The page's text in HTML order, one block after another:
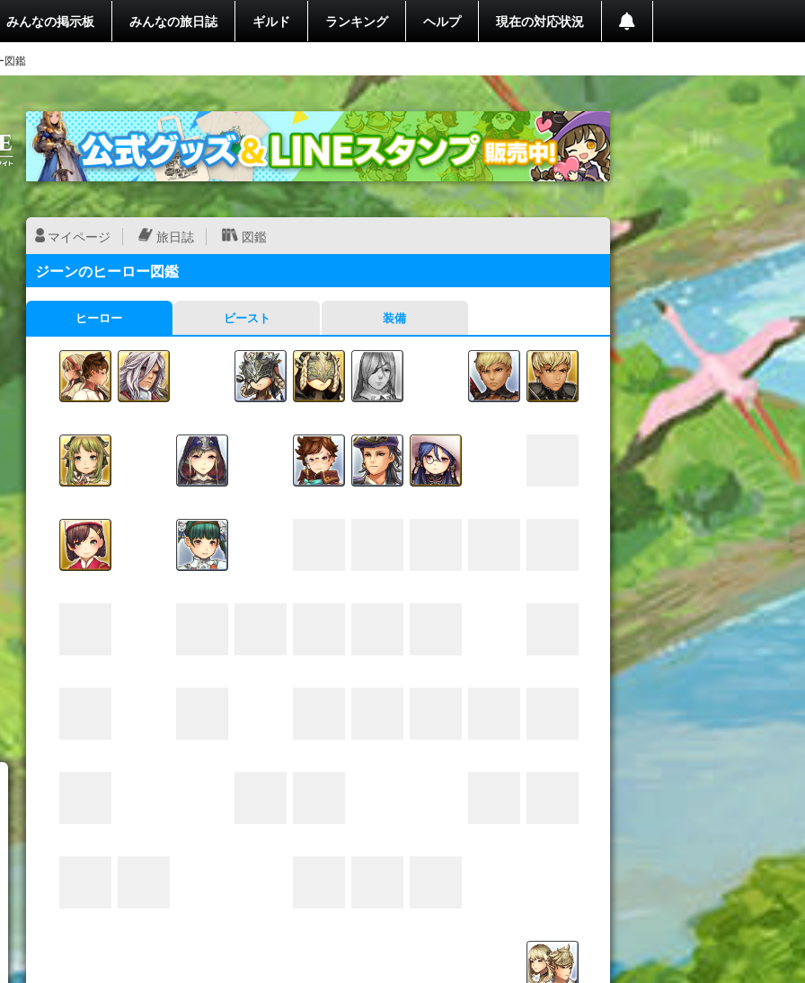
みんなの掲示板 みんなの旅日誌 ギルド ランキング ヘルプ 現在の対応状況
図鑑
マイページ 旅日誌 図鑑
ジーンのヒーロー図鑑
ヒーロー ビースト 装備